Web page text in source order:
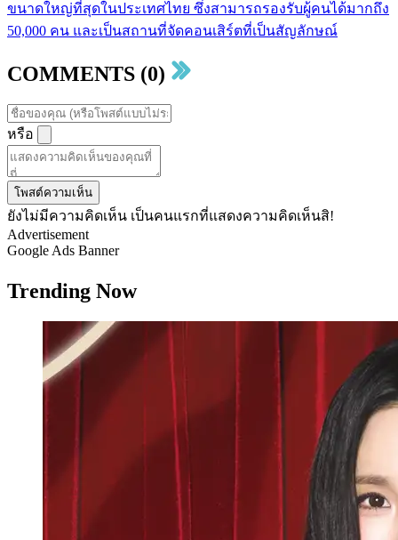
ขนาดใหญ่ที่สุดในประเทศไทย ซึ่งสามารถรองรับผู้คนได้มากถึง
50,000 คน และเป็นสถานที่จัดคอนเสิร์ตที่เป็นสัญลักษณ์
COMMENTS (0)
หรือ
โพสต์ความเห็น
ยังไม่มีความคิดเห็น เป็นคนแรกที่แสดงความคิดเห็นสิ!
Advertisement
Google Ads Banner
Trending Now